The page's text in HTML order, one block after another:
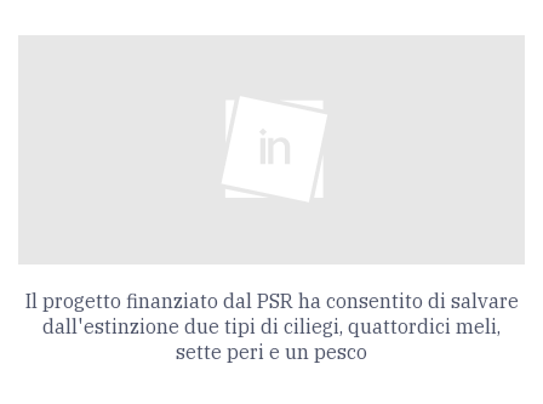
Il progetto finanziato dal PSR ha consentito di salvare
dall'estinzione due tipi di ciliegi, quattordici meli,
sette peri e un pesco